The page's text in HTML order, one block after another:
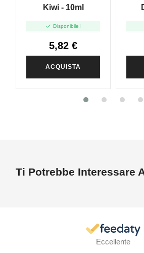
Kiwi - 10ml
 Disponibile!
5,82 €
ACQUISTA
Ti Potrebbe Interessare
Eccellente